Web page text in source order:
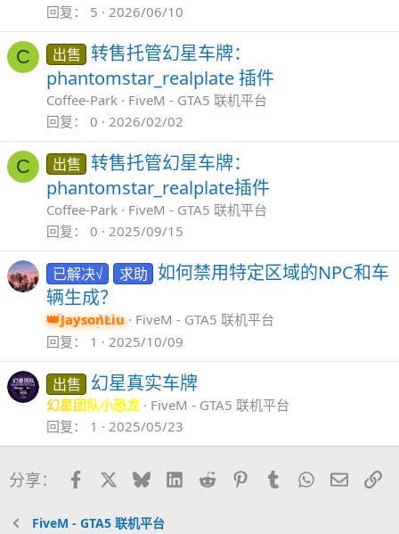
回复
5 2026/06/10
C 出售 转售托管幻星车牌：
phantomstar_realplate 插件
Coffee-Park
FiveM - GTA5 联机平台
回复
0 2026/02/02
C 出售 转售托管幻星车牌：
phantomstar_realplate插件
Coffee-Park
FiveM - GTA5 联机平台
回复
0 2025/09/15
已解决√ 求助 如何禁用特定区域的NPC和车
辆生成？
JaysonLiu
FiveM - GTA5 联机平台
回复
1 2025/10/09
出售 幻星真实车牌
幻星团队小恐龙
FiveM - GTA5 联机平台
回复
1 2025/05/23
分享： FacebookBlueskyLinkedIn
Reddit PinterestTumblrWhatsApp
邮件
FiveM - GTA5 联机平台